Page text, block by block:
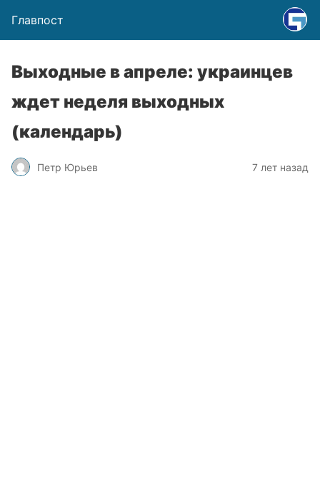
Главпост
Выходные в апреле: украинцев
ждет неделя выходных
(календарь)
Петр Юрьев 7 лет назад